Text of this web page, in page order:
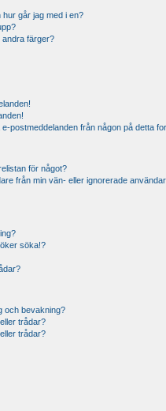
går jag med i en?
färger?
postmeddelanden från någon på detta
för något?
från min vän- eller ignorerade
söka!?
och bevakning?
trådar?
trådar?